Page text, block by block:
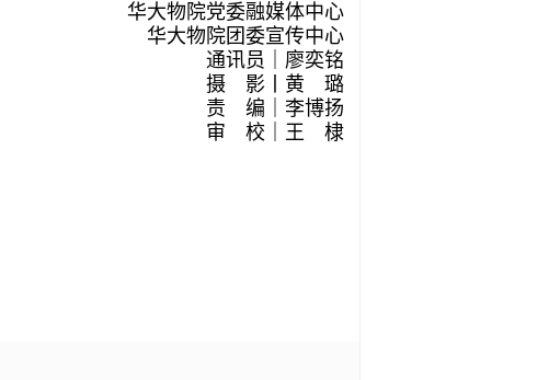
华大物院党委融媒体中心
华大物院团委宣传中心
通讯员｜廖奕铭
摄 影丨黄 璐
责 编｜李博扬
审 校｜王 棣